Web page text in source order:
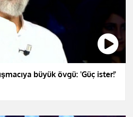
büyük övgü: 'Güç ister!'